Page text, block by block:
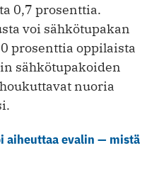
0,7 prosenttia.
voi sähkötupakan
prosenttia oppilaista
sähkötupakoiden
nuoria
aiheuttaa evalin — mistä